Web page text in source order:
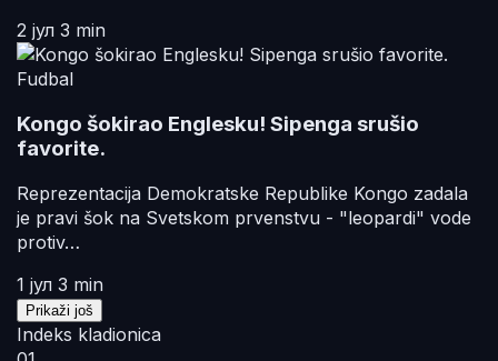
2 јул 3 min
Fudbal
Kongo šokirao Englesku! Sipenga srušio
favorite.
Reprezentacija Demokratske Republike Kongo zadala
je pravi šok na Svetskom prvenstvu - "leopardi" vode
protiv…
1 јул 3 min
Prikaži još
Indeks kladionica